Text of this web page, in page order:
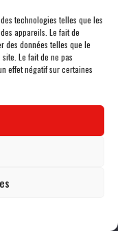
technologies telles que les
appareils. Le fait de
des données telles que le
Le fait de ne pas
effet négatif sur certaines